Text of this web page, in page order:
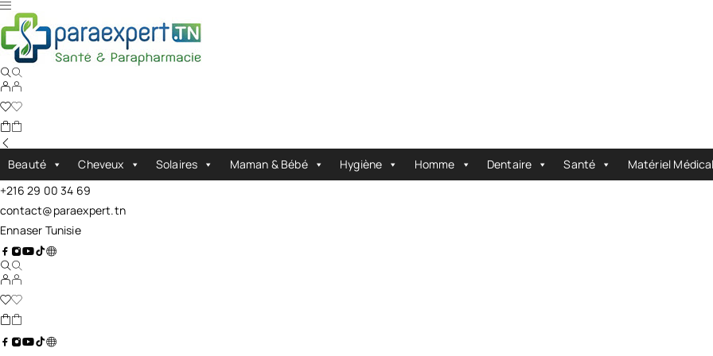
Beauté Cheveux Solaires Maman & Bébé Hygiène Homme Dentaire Santé Matériel Médical
+216 29 00 34 69
contact@paraexpert.tn
Ennaser Tunisie